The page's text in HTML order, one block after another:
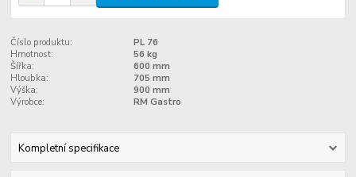
Číslo produktu:
PL 76
Hmotnost:
56 kg
Šířka:
600 mm
Hloubka:
705 mm
Výška:
900 mm
Výrobce:
RM Gastro
Kompletní specifikace